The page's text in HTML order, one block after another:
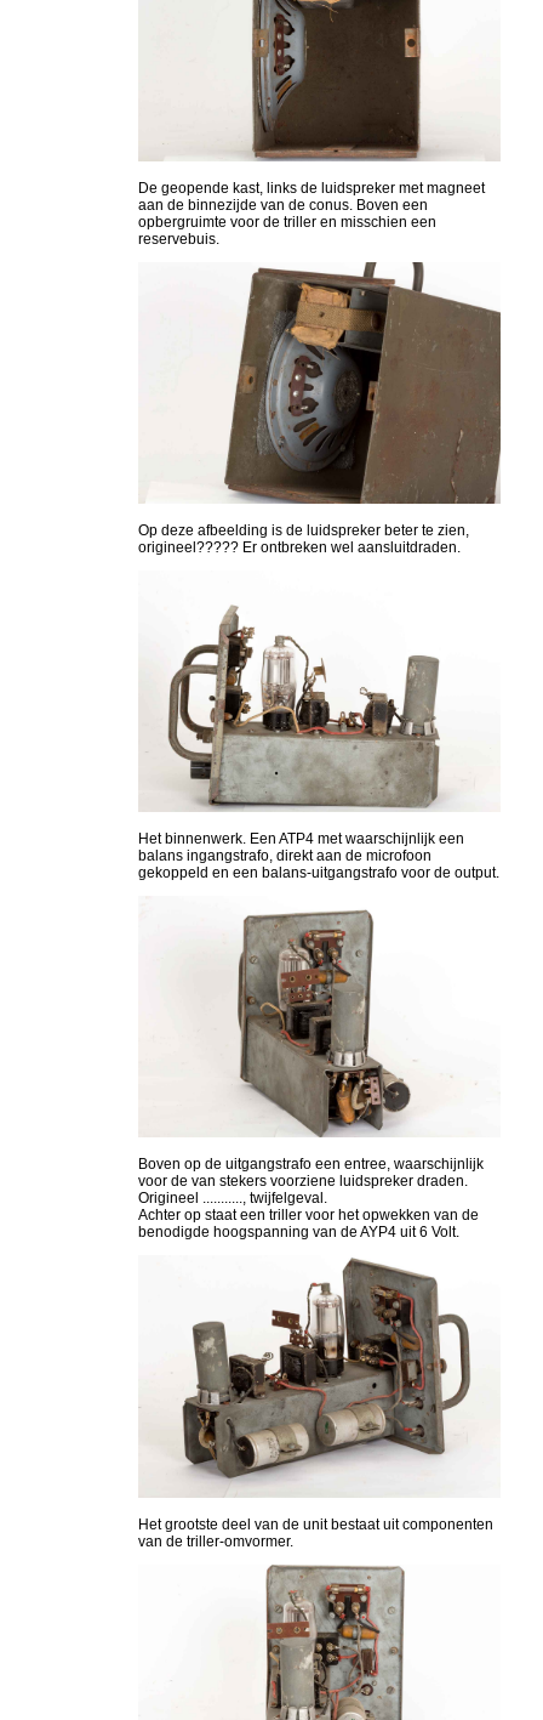
De geopende kast, links de luidspreker met magneet
aan de binnezijde van de conus. Boven een
opbergruimte voor de triller en misschien een
reservebuis.
Op deze afbeelding is de luidspreker beter te zien,
origineel????? Er ontbreken wel aansluitdraden.
Het binnenwerk. Een ATP4 met waarschijnlijk een
balans ingangstrafo, direkt aan de microfoon
gekoppeld en een balans-uitgangstrafo voor de output.
Boven op de uitgangstrafo een entree, waarschijnlijk
voor de van stekers voorziene luidspreker draden.
Origineel ..........., twijfelgeval.
Achter op staat een triller voor het opwekken van de
benodigde hoogspanning van de AYP4 uit 6 Volt.
Het grootste deel van de unit bestaat uit componenten
van de triller-omvormer.